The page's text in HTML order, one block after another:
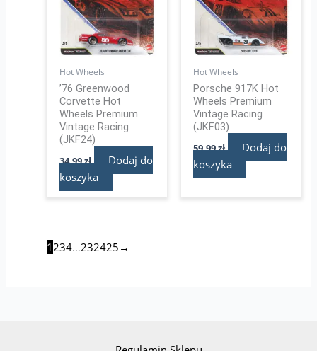
Hot Wheels
’76 Greenwood
Corvette Hot
Wheels Premium
Vintage Racing
(JKF24)
34,99zł
Dodaj do
koszyka
Hot Wheels
Porsche 917K Hot
Wheels Premium
Vintage Racing
(JKF03)
59,99zł
Dodaj do
koszyka
1234…232425 →